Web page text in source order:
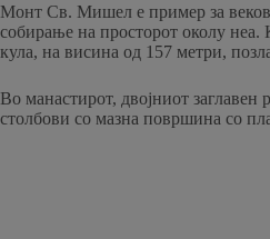
Монт Св. Мишел е пример за
собирање на просторот околу неа.
кула, на висина од 157 метри,
Во манастирот, двојниот
столбови со мазна површина со